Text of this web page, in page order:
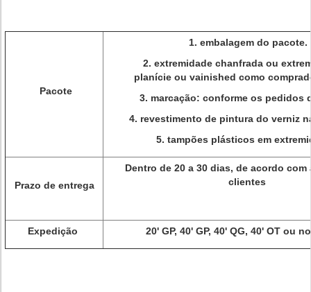
Pacote
1. embalagem do pacote.
2. extremidade chanfrada ou
planície ou vainished como
3. marcação: conforme os pedidos
4. revestimento de pintura do verniz
5. tampões plásticos em
Prazo de entrega
Dentro de 20 a 30 dias, de acordo com
clientes
Expedição 20' GP, 40' GP, 40' QG, 40' OT ou